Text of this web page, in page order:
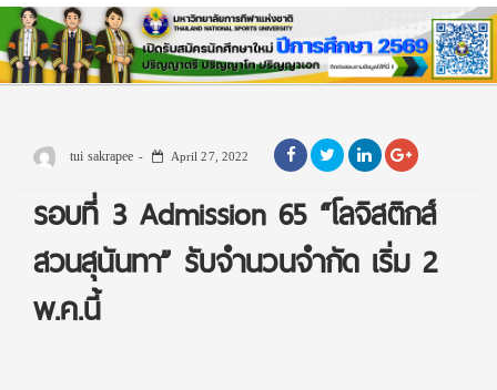
tui sakrapee April 27, 2022
รอบที่ 3 Admission 65 “โลจิสติกส์
สวนสุนันทา” รับจำนวนจำกัด เริ่ม 2
พ.ค.นี้